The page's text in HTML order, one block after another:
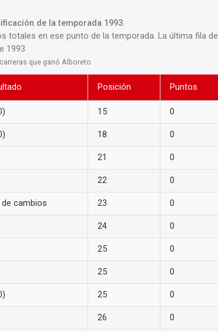
de la temporada 1993.
totales en ese punto de la temporada. La última fila de
1993
que ganó Alboreto.
Posición Puntos
15 0
18 0
21 0
22 0
de cambios 23 0
24 0
25 0
25 0
25 0
26 0